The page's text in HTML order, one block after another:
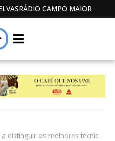
RÁDIO CAMPO MAIOR
técnicos de futebol e futsal do distrito de Portalegre